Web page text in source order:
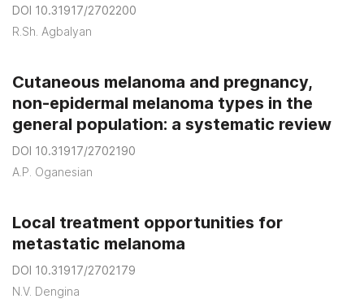
DOI 10.31917/2702200
R.Sh. Agbalyan
Cutaneous melanoma and pregnancy,
non-epidermal melanoma types in the
general population: a systematic review
DOI 10.31917/2702190
A.P. Oganesian
Local treatment opportunities for
metastatic melanoma
DOI 10.31917/2702179
N.V. Dengina